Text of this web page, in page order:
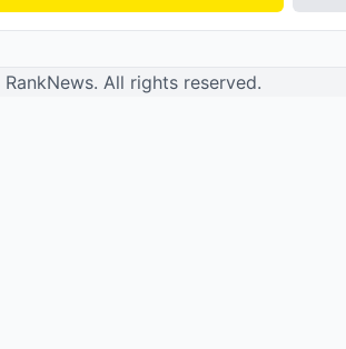
All rights reserved.